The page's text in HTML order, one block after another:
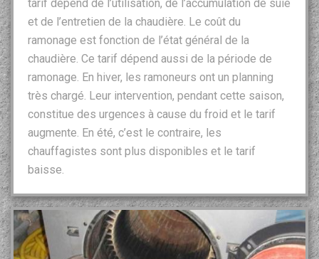
tarif dépend de l’utilisation, de l’accumulation de suie
et de l’entretien de la chaudière. Le coût du
ramonage est fonction de l’état général de la
chaudière. Ce tarif dépend aussi de la période de
ramonage. En hiver, les ramoneurs ont un planning
très chargé. Leur intervention, pendant cette saison,
constitue des urgences à cause du froid et le tarif
augmente. En été, c’est le contraire, les
chauffagistes sont plus disponibles et le tarif
baisse.